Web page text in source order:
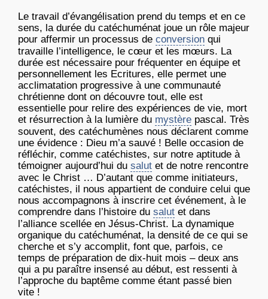
Le travail d’évangélisation prend du temps et en ce
sens, la durée du catéchuménat joue un rôle majeur
pour affermir un processus de conversion qui
travaille l’intelligence, le cœur et les mœurs. La
durée est nécessaire pour fréquenter en équipe et
personnellement les Ecritures, elle permet une
acclimatation progressive à une communauté
chrétienne dont on découvre tout, elle est
essentielle pour relire des expériences de vie, mort
et résurrection à la lumière du mystère pascal. Très
souvent, des catéchumènes nous déclarent comme
une évidence : Dieu m’a sauvé ! Belle occasion de
réfléchir, comme catéchistes, sur notre aptitude à
témoigner aujourd’hui du salut et de notre rencontre
avec le Christ … D’autant que comme initiateurs,
catéchistes, il nous appartient de conduire celui que
nous accompagnons à inscrire cet événement, à le
comprendre dans l’histoire du salut et dans
l’alliance scellée en Jésus-Christ. La dynamique
organique du catéchuménat, la densité de ce qui se
cherche et s’y accomplit, font que, parfois, ce
temps de préparation de dix-huit mois – deux ans
qui a pu paraître insensé au début, est ressenti à
l’approche du baptême comme étant passé bien
vite !